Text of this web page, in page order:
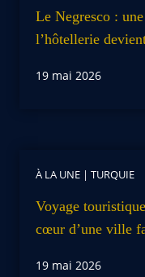
Le Negresco :
l’hôtellerie
19 mai 2026
À LA UNE | TURQUIE
Voyage
cœur d’une ville
19 mai 2026